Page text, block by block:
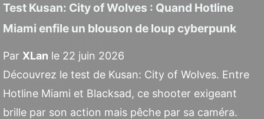
Test Kusan: City of Wolves : Quand Hotline
Miami enfile un blouson de loup cyberpunk
Par XLan le 22 juin 2026
Découvrez le test de Kusan: City of Wolves. Entre
Hotline Miami et Blacksad, ce shooter exigeant
brille par son action mais pêche par sa caméra.